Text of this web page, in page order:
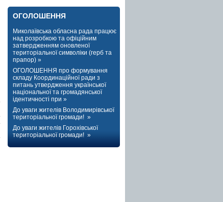
ОГОЛОШЕННЯ
Миколаївська обласна рада працює
над розробкою та офіційним
затвердженням оновленої
територіальної символіки (герб та
прапор) »
ОГОЛОШЕННЯ про формування
складу Координаційної ради з
питань утвердження української
національної та громадянської
ідентичності при »
До уваги жителів Володимирівської
територіальної громади! »
До уваги жителів Горохівської
територіальної громади! »